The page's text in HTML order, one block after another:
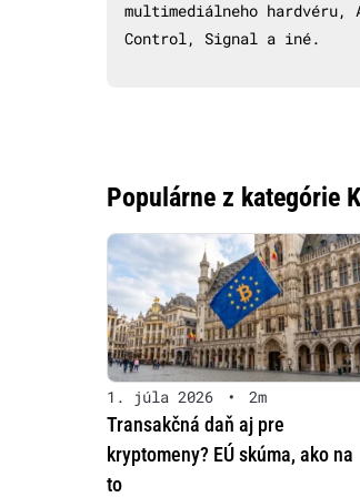
multimediálneho hardvéru,
Control, Signal a iné.
Populárne z kategórie
1. júla 2026 • 2m
Transakčná daň aj pre
kryptomeny? EÚ skúma, ako na
to